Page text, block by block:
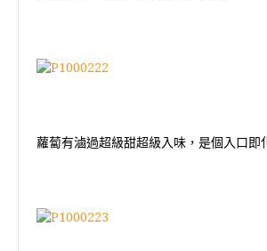
蘿蔔有滷過超級甜超級入味，是個入口即